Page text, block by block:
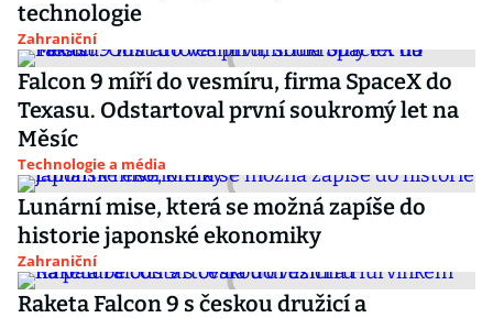
technologie
Zahraniční
Falcon 9 míří do vesmíru, firma SpaceX do
Texasu. Odstartoval první soukromý let na
Měsíc
Technologie a média
Lunární mise, která se možná zapíše do
historie japonské ekonomiky
Zahraniční
Raketa Falcon 9 s českou družicí a